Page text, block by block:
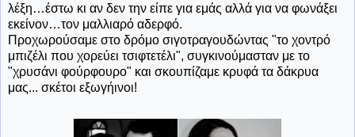
λέξη…έστω κι αν δεν την είπε για εμάς αλλά για να φωνάξει
εκείνον…τον μαλλιαρό αδερφό.
Προχωρούσαμε στο δρόμο σιγοτραγουδώντας "το χοντρό
μπιζέλι που χορεύει τσιφτετέλι", συγκινούμασταν με το
"χρυσάνι φούρφουρο" και σκουπίζαμε κρυφά τα δάκρυα
μας... σκέτοι εξωγήινοι!